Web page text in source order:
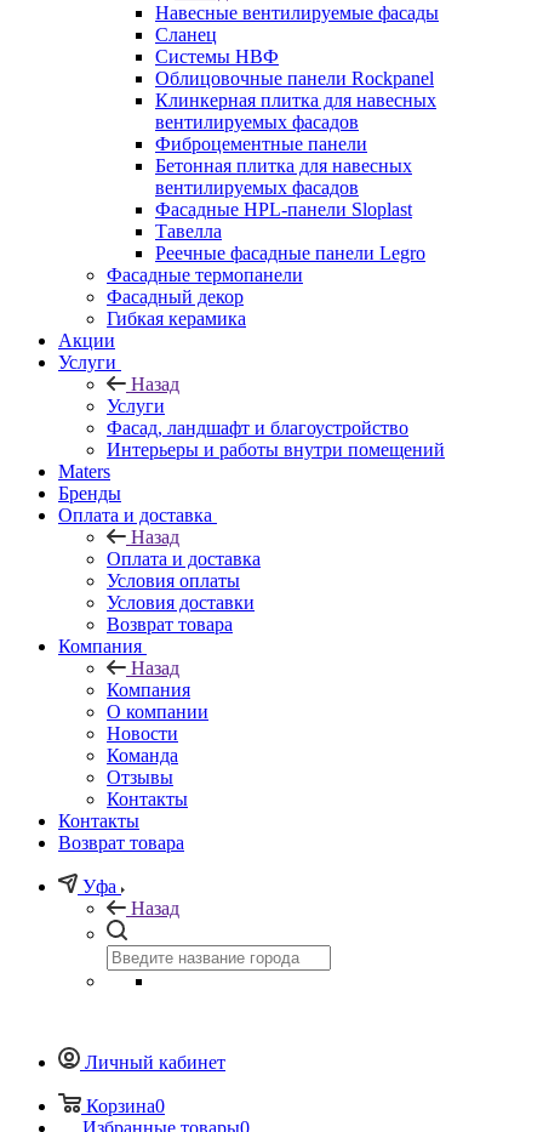
Навесные вентилируемые фасады
Сланец
Системы НВФ
Облицовочные панели Rockpanel
Клинкерная плитка для навесных
вентилируемых фасадов
Фиброцементные панели
Бетонная плитка для навесных
вентилируемых фасадов
Фасадные HPL-панели Sloplast
Тавелла
Реечные фасадные панели Legro
Фасадные термопанели
Фасадный декор
Гибкая керамика
Акции
Услуги
Назад
Услуги
Фасад, ландшафт и благоустройство
Интерьеры и работы внутри помещений
Maters
Бренды
Оплата и доставка
Назад
Оплата и доставка
Условия оплаты
Условия доставки
Возврат товара
Компания
Назад
Компания
О компании
Новости
Команда
Отзывы
Контакты
Контакты
Возврат товара
Уфа
Назад
Личный кабинет
Корзина0
Избранные товары0